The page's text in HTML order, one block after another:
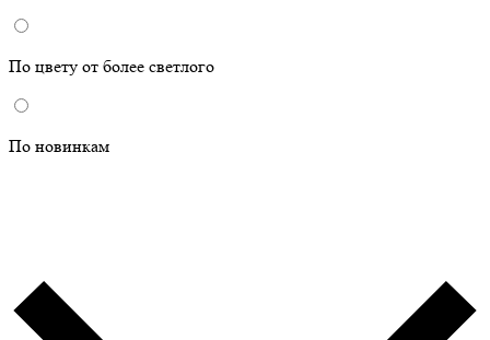
По цвету от более светлого
По новинкам